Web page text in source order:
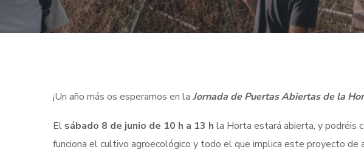
¡Un año más os esperamos en la Jornada de Puertas Abiertas de la
El sábado 8 de junio de 10 h a 13 h la Horta estará abierta, y podréis
funciona el cultivo agroecológico y todo el que implica este proyecto de